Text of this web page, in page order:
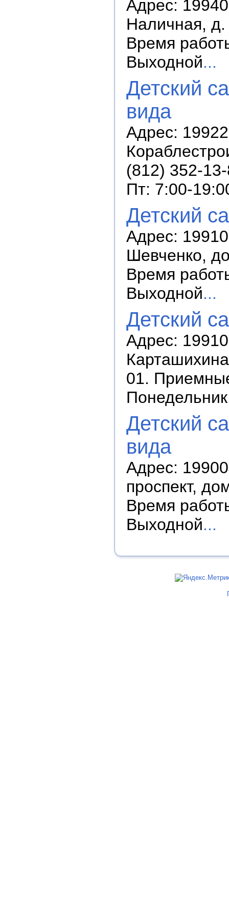
Адрес:
Наличная,
Время
Выходной...
Детский
вида
Адрес:
(812) 352-
Пт: 7:00-
Детский
Адрес:
Шевченко,
Время
Выходной...
Детский
Адрес:
01.
Детский
вида
Адрес:
проспект,
Время
Выходной...